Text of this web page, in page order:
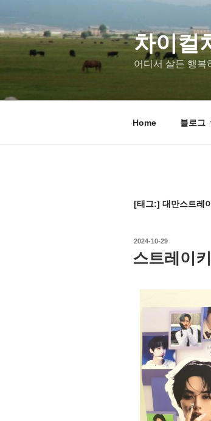
차이컬
어디서 살든 행복
Home 블로그
[태그:] 대만스트레
2024-10-29
스트레이